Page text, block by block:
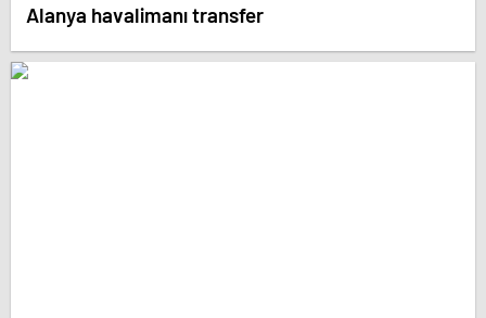
Alanya havalimanı transfer